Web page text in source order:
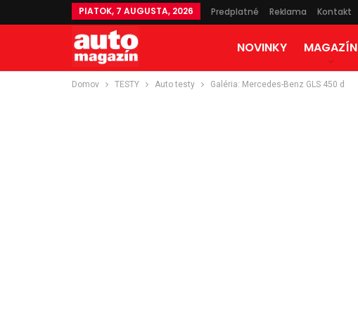
PIATOK, 7 AUGUSTA, 2026 Predplatné Reklama Kontakt
NOVINKY MAGAZÍN
Domov TESTY Auto testy Galéria: Mercedes-Benz GLS 450 d